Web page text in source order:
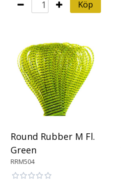
Köp
Round Rubber M Fl.
Green
RRM504